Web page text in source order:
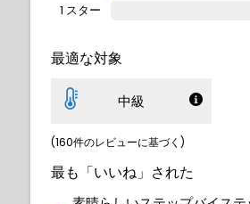
1 スター
最適な対象
中級
(160件のレビューに基づく)
最も「いいね」された